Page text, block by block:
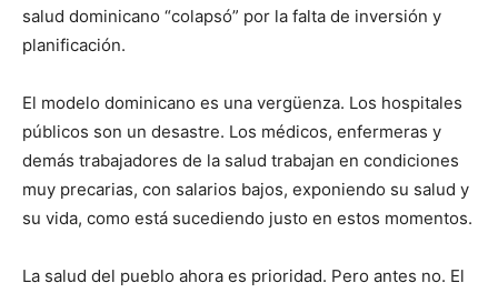
salud dominicano “colapsó” por la falta de inversión y
planificación.
El modelo dominicano es una vergüenza. Los hospitales
públicos son un desastre. Los médicos, enfermeras y
demás trabajadores de la salud trabajan en condiciones
muy precarias, con salarios bajos, exponiendo su salud y
su vida, como está sucediendo justo en estos momentos.
La salud del pueblo ahora es prioridad. Pero antes no. El